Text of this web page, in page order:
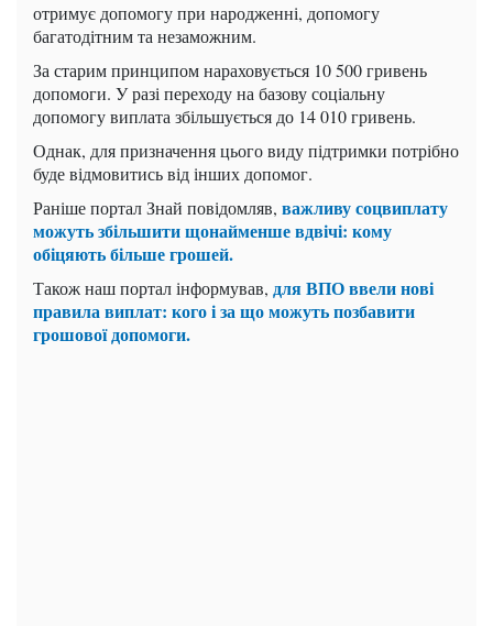
отримує допомогу при народженні, допомогу
багатодітним та незаможним.
За старим принципом нараховується 10 500 гривень
допомоги. У разі переходу на базову соціальну
допомогу виплата збільшується до 14 010 гривень.
Однак, для призначення цього виду підтримки потрібно
буде відмовитись від інших допомог.
Раніше портал Знай повідомляв, важливу соцвиплату
можуть збільшити щонайменше вдвічі: кому
обіцяють більше грошей.
Також наш портал інформував, для ВПО ввели нові
правила виплат: кого і за що можуть позбавити
грошової допомоги.